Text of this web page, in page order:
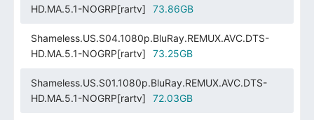
HD.MA.5.1-NOGRP[rartv]
73.86GB
Shameless.US.S04.1080p.BluRay.REMUX.AVC.DTS-
HD.MA.5.1-NOGRP[rartv]
73.25GB
Shameless.US.S01.1080p.BluRay.REMUX.AVC.DTS-
HD.MA.5.1-NOGRP[rartv]
72.03GB